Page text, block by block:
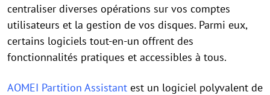
centraliser diverses opérations sur vos comptes
utilisateurs et la gestion de vos disques. Parmi eux,
certains logiciels tout-en-un offrent des
fonctionnalités pratiques et accessibles à tous.
AOMEI Partition Assistant est un logiciel polyvalent de